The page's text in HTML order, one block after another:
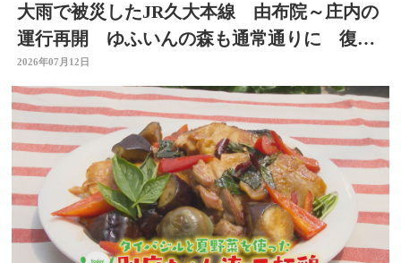
大雨で被災したJR久大本線 由布院～庄内の
運行再開 ゆふいんの森も通常通りに 復旧
工事完了 大分
2026年07月12日